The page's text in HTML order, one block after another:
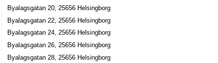
Byalagsgatan 20, 25656 Helsingborg
Byalagsgatan 22, 25656 Helsingborg
Byalagsgatan 24, 25656 Helsingborg
Byalagsgatan 26, 25656 Helsingborg
Byalagsgatan 28, 25656 Helsingborg